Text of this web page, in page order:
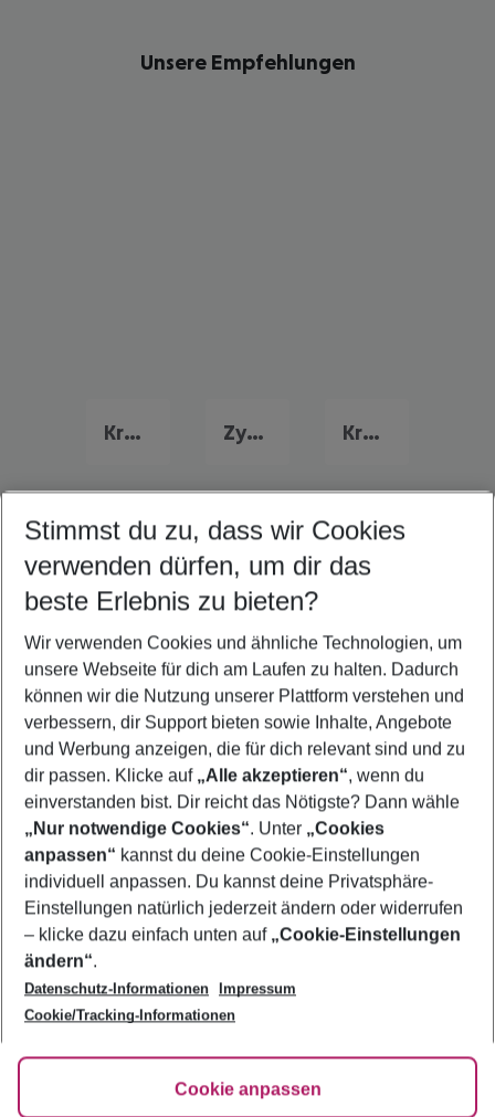
Unsere Empfehlungen
Kreta Urlaub Zypern Last Minute Kroatien Last Minute
Quicklinks
Frübucher Angebote Torba für 2026
Familienurlaub Torba
Flug & Hotel Torba
Pauschalreisen Torba
Urlaub Torba
Footer
Footer navigation
Über uns
AGB
Bestpreisgarantie
Cookie-Einstellungen ändern
Cookie-Richtlinie
Agenturbetreuung
Barrierefreies Reisen
HanseMerkur Reiseversicherung
Folge uns
Stimmst du zu, dass wir Cookies
verwenden dürfen, um dir das
beste Erlebnis zu bieten?
Wir verwenden Cookies und ähnliche Technologien, um
unsere Webseite für dich am Laufen zu halten. Dadurch
können wir die Nutzung unserer Plattform verstehen und
verbessern, dir Support bieten sowie Inhalte, Angebote
und Werbung anzeigen, die für dich relevant sind und zu
dir passen. Klicke auf „Alle akzeptieren“, wenn du
einverstanden bist. Dir reicht das Nötigste? Dann wähle
„Nur notwendige Cookies“. Unter „Cookies
anpassen“ kannst du deine Cookie-Einstellungen
individuell anpassen. Du kannst deine Privatsphäre-
Einstellungen natürlich jederzeit ändern oder widerrufen
– klicke dazu einfach unten auf „Cookie-Einstellungen
ändern“.
Datenschutz-Informationen
Impressum
Cookie/Tracking-Informationen
Cookie anpassen